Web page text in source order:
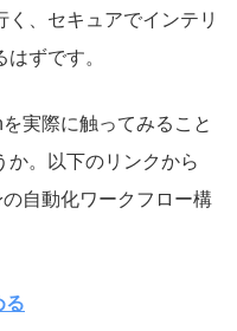
、セキュアでインテリ
ずです。
実際に触ってみること
か。以下のリンクから
自動化ワークフロー構
る